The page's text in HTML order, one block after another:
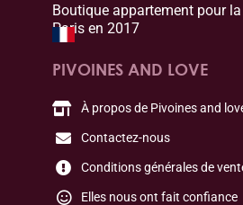
Boutique appartement pour
Paris en 2017
PIVOINES AND LOVE
À propos de Pivoines and
Contactez-nous
Conditions générales de
Elles nous ont fait confiance